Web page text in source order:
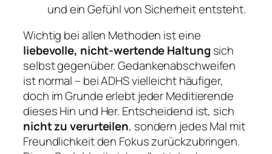
und ein Gefühl von Sicherheit entsteht.
Wichtig bei allen Methoden ist eine
liebevolle, nicht-wertende Haltung sich
selbst gegenüber. Gedankenabschweifen
ist normal – bei ADHS vielleicht häufiger,
doch im Grunde erlebt jeder Meditierende
dieses Hin und Her. Entscheidend ist, sich
nicht zu verurteilen, sondern jedes Mal mit
Freundlichkeit den Fokus zurückzubringen.